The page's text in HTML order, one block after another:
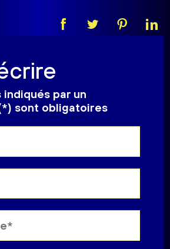
indiqués par un
sont obligatoires